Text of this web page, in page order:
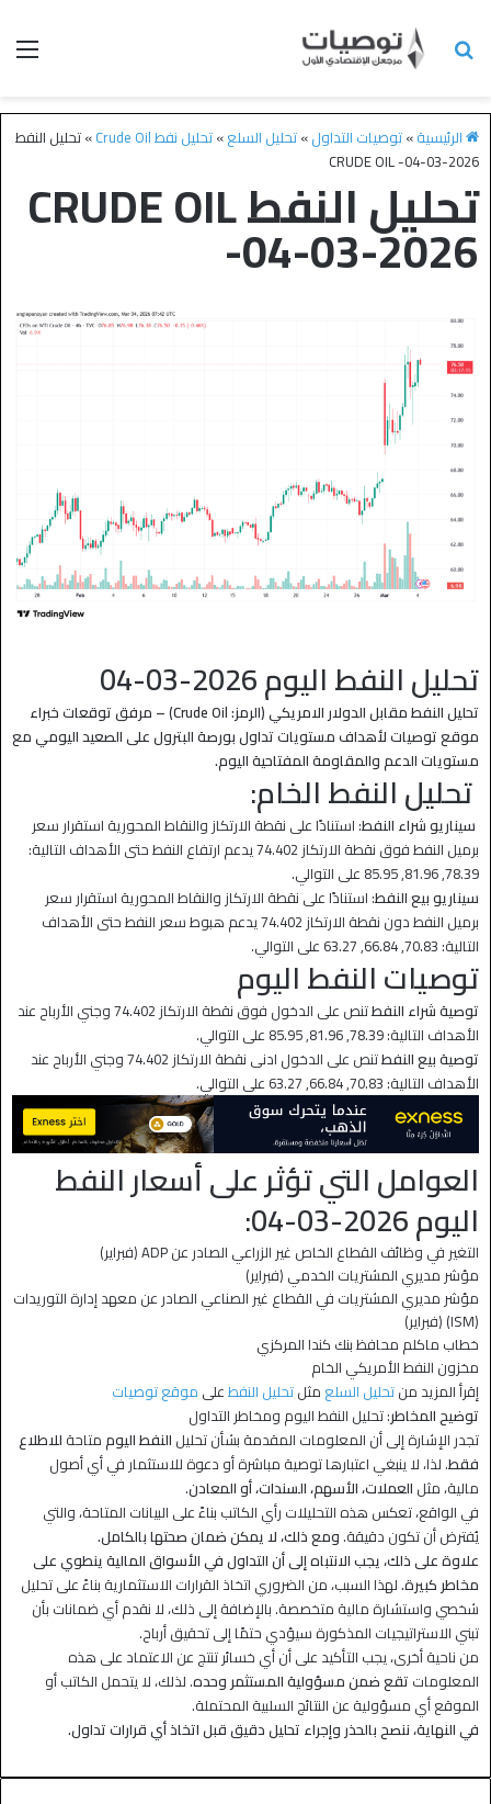
الرئيسية»توصيات التداول»تحليل السلع»تحليل نفط Crude Oil »تحليل النفط
CRUDE OIL -04-03-2026
تحليل النفط CRUDE OIL
-04-03-2026
تحليل النفط اليوم 2026-03-04
تحليل النفط مقابل الدولار الامريكي (الرمز: Crude Oil) – مرفق توقعات خبراء
موقع توصيات لأهداف مستويات تداول بورصة البترول على الصعيد اليومي مع
مستويات الدعم والمقاومة المفتاحية اليوم.
تحليل النفط الخام:
سيناريو شراء النفط: استنادًا على نقطة الارتكاز والنقاط المحورية استقرار سعر
برميل النفط فوق نقطة الارتكاز 74.402 يدعم ارتفاع النفط حتى الأهداف التالية:
78.39, 81.96, 85.95 على التوالي.
سيناريو بيع النفط: استنادًا على نقطة الارتكاز والنقاط المحورية استقرار سعر
برميل النفط دون نقطة الارتكاز 74.402 يدعم هبوط سعر النفط حتى الأهداف
التالية: 70.83, 66.84, 63.27 على التوالي.
توصيات النفط اليوم
توصية شراء النفط
تنص على الدخول فوق نقطة الارتكاز 74.402 وجني الأرباح عند
الأهداف التالية: 78.39, 81.96, 85.95 على التوالي.
توصية بيع النفط
تنص على الدخول ادنى نقطة الارتكاز 74.402 وجني الأرباح عند
الأهداف التالية: 70.83, 66.84, 63.27 على التوالي.
العوامل التي تؤثر على أسعار النفط
اليوم 2026-03-04:
التغير في وظائف القطاع الخاص غير الزراعي الصادر عن ADP (فبراير)
مؤشر مديري المشتريات الخدمي (فبراير)
مؤشر مديري المشتريات في القطاع غير الصناعي الصادر عن معهد إدارة التوريدات
(ISM) (فبراير)
خطاب ماكلم محافظ بنك كندا المركزي
مخزون النفط الأمريكي الخام
إقرأ المزيد منتحليل السلع مثلتحليل النفطعلى موقع توصيات
توضيح المخاطر: تحليل النفط اليوم ومخاطر التداول
تجدر الإشارة إلى أن المعلومات المقدمة بشأن تحليل النفط اليوممتاحة للاطلاع
فقط. لذا، لا ينبغي اعتبارها توصية مباشرة أو دعوة للاستثمار في أي أصول
مالية، مثل العملات، الأسهم، السندات، أو المعادن.
في الواقع، تعكس هذه التحليلات رأي الكاتب بناءً على البيانات المتاحة، والتي
يُفترض أن تكون دقيقة.ومع ذلك، لا يمكن ضمان صحتها بالكامل.
علاوة على ذلك، يجب الانتباه إلى أن التداول في الأسواق المالية ينطوي على
مخاطر كبيرة.لهذا السبب، من الضروري اتخاذ القرارات الاستثمارية بناءً على تحليل
شخصي واستشارة مالية متخصصة. بالإضافة إلى ذلك، لا نقدم أي ضمانات بأن
تبني الاستراتيجيات المذكورة سيؤدي حتمًا إلى تحقيق أرباح.
من ناحية أخرى، يجب التأكيد على أن أي خسائر تنتج عن الاعتماد على هذه
المعلومات تقع ضمن مسؤولية المستثمر وحده. لذلك، لا يتحمل الكاتب أو
الموقع أي مسؤولية عن النتائج السلبية المحتملة.
في النهاية، ننصح بالحذر وإجراء تحليل دقيق قبل اتخاذ أي قرارات تداول.